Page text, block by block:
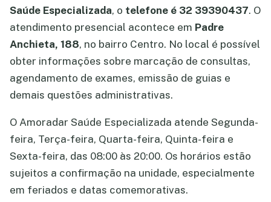
Saúde Especializada, o telefone é 32 39390437. O
atendimento presencial acontece em Padre
Anchieta, 188, no bairro Centro. No local é possível
obter informações sobre marcação de consultas,
agendamento de exames, emissão de guias e
demais questões administrativas.
O Amoradar Saúde Especializada atende Segunda-
feira, Terça-feira, Quarta-feira, Quinta-feira e
Sexta-feira, das 08:00 às 20:00. Os horários estão
sujeitos a confirmação na unidade, especialmente
em feriados e datas comemorativas.